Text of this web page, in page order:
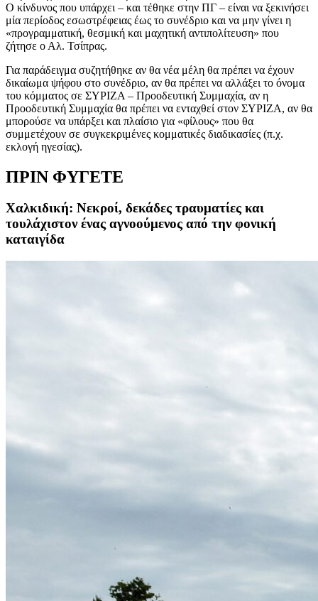
Ο κίνδυνος που υπάρχει – και τέθηκε στην ΠΓ – είναι να ξεκινήσει
μία περίοδος εσωστρέφειας έως το συνέδριο και να μην γίνει η
«προγραμματική, θεσμική και μαχητική αντιπολίτευση» που
ζήτησε ο Αλ. Τσίπρας.
Για παράδειγμα συζητήθηκε αν θα νέα μέλη θα πρέπει να έχουν
δικαίωμα ψήφου στο συνέδριο, αν θα πρέπει να αλλάξει το όνομα
του κόμματος σε ΣΥΡΙΖΑ – Προοδευτική Συμμαχία, αν η
Προοδευτική Συμμαχία θα πρέπει να ενταχθεί στον ΣΥΡΙΖΑ, αν θα
μπορούσε να υπάρξει και πλαίσιο για «φίλους» που θα
συμμετέχουν σε συγκεκριμένες κομματικές διαδικασίες (π.χ.
εκλογή ηγεσίας).
ΠΡΙΝ ΦΥΓΕΤΕ
Χαλκιδική: Νεκροί, δεκάδες τραυματίες και
τουλάχιστον ένας αγνοούμενος από την φονική
καταιγίδα